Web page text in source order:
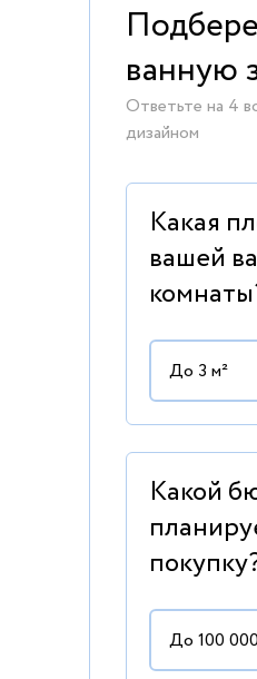
ванную
Ответьте на 4
дизайном
Какая
вашей
Какой